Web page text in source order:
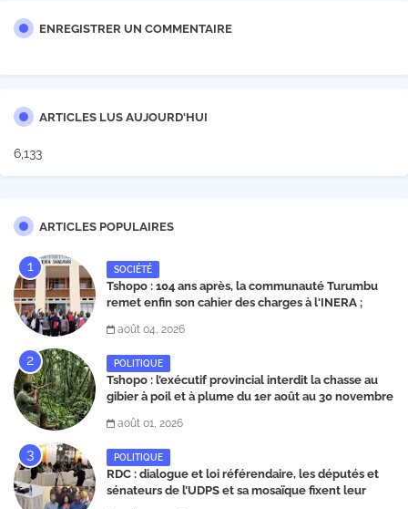
ENREGISTRER UN COMMENTAIRE
ARTICLES LUS AUJOURD'HUI
6,133
ARTICLES POPULAIRES
SOCIÉTÉ
Tshopo : 104 ans après, la communauté Turumbu
remet enfin son cahier des charges à l'INERA ;
août 04, 2026
POLITIQUE
Tshopo : l’exécutif provincial interdit la chasse au
gibier à poil et à plume du 1er août au 30 novembre
août 01, 2026
POLITIQUE
RDC : dialogue et loi référendaire, les députés et
sénateurs de l’UDPS et sa mosaïque fixent leur